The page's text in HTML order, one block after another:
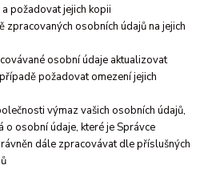
požadovat jejich kopii
zpracovaných osobních údajů na jejich
osobní údaje aktualizovat
požadovat omezení jejich
výmaz vašich osobních údajů,
o osobní údaje, které je Správce
dále zpracovávat dle příslušných